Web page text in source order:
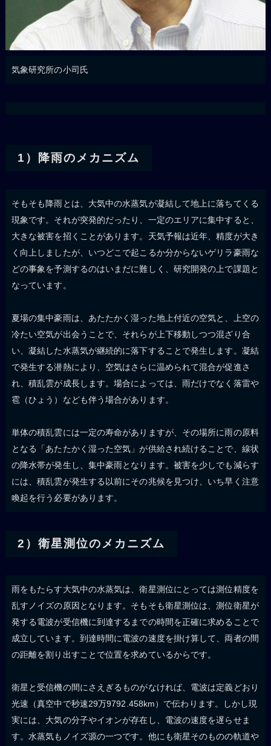
気象研究所の小司氏
1）降雨のメカニズム
そもそも降雨とは、大気中の水蒸気が凝結して地上に落ちてくる
現象です。それが突発的だったり、一定のエリアに集中すると、
大きな被害を招くことがあります。天気予報は近年、精度が大き
く向上しましたが、いつどこで起こるか分からないゲリラ豪雨な
どの事象を予測するのはいまだに難しく、研究開発の上で課題と
なっています。
夏場の集中豪雨は、あたたかく湿った地上付近の空気と、上空の
冷たい空気が出会うことで、それらが上下移動しつつ混ざり合
い、凝結した水蒸気が継続的に落下することで発生します。凝結
で発生する潜熱により、空気はさらに温められて混合が促進さ
れ、積乱雲が成長します。場合によっては、雨だけでなく落雷や
雹（ひょう）なども伴う場合があります。
単体の積乱雲には一定の寿命がありますが、その場所に雨の原料
となる「あたたかく湿った空気」が供給され続けることで、線状
の降水帯が発生し、集中豪雨となります。被害を少しでも減らす
には、積乱雲が発生する以前にその兆候を見つけ、いち早く注意
喚起を行う必要があります。
2）衛星測位のメカニズム
雨をもたらす大気中の水蒸気は、衛星測位にとっては測位精度を
乱すノイズの原因となります。そもそも衛星測位は、測位衛星が
発する電波が受信機に到達するまでの時間を正確に求めることで
成立しています。到達時間に電波の速度を掛け算して、両者の間
の距離を割り出すことで位置を求めているからです。
衛星と受信機の間にさえぎるものがなければ、電波は定義どおり
光速（真空中で秒速29万9792.458km）で伝わります。しかし現
実には、大気の分子やイオンが存在し、電波の速度を遅らせま
す。水蒸気もノイズ源の一つです。他にも衛星そのものの軌道や